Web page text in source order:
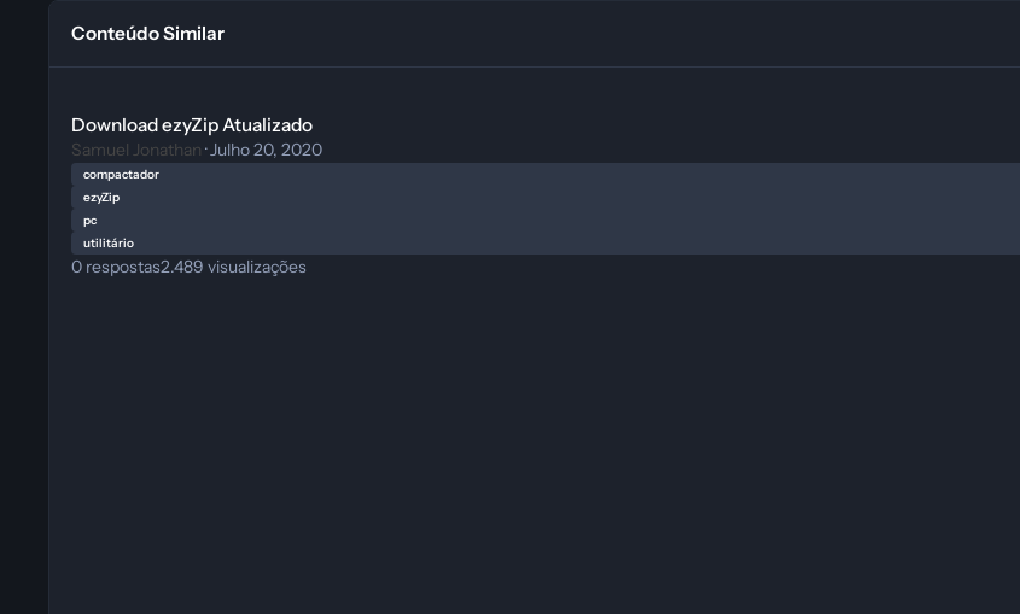
Conteúdo Similar
Download ezyZip Atualizado
Samuel Jonathan ·Julho 20, 2020
compactador
ezyZip
pc
utilitário
0 respostas2.489 visualizações